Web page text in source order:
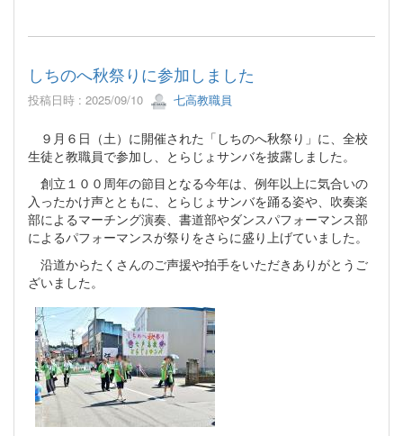
しちのへ秋祭りに参加しました
投稿日時 : 2025/09/10 七高教職員
９月６日（土）に開催された「しちのへ秋祭り」に、全校
生徒と教職員で参加し、とらじょサンバを披露しました。
創立１００周年の節目となる今年は、例年以上に気合いの
入ったかけ声とともに、とらじょサンバを踊る姿や、吹奏楽
部によるマーチング演奏、書道部やダンスパフォーマンス部
によるパフォーマンスが祭りをさらに盛り上げていました。
沿道からたくさんのご声援や拍手をいただきありがとうご
ざいました。